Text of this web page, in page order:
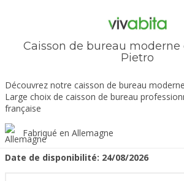
Caisson de bureau
Pietro
Découvrez notre caisson de bureau
Large choix de caisson de bureau
française
Fabriqué en Allemagne
Date de disponibilité: 24/08/2026